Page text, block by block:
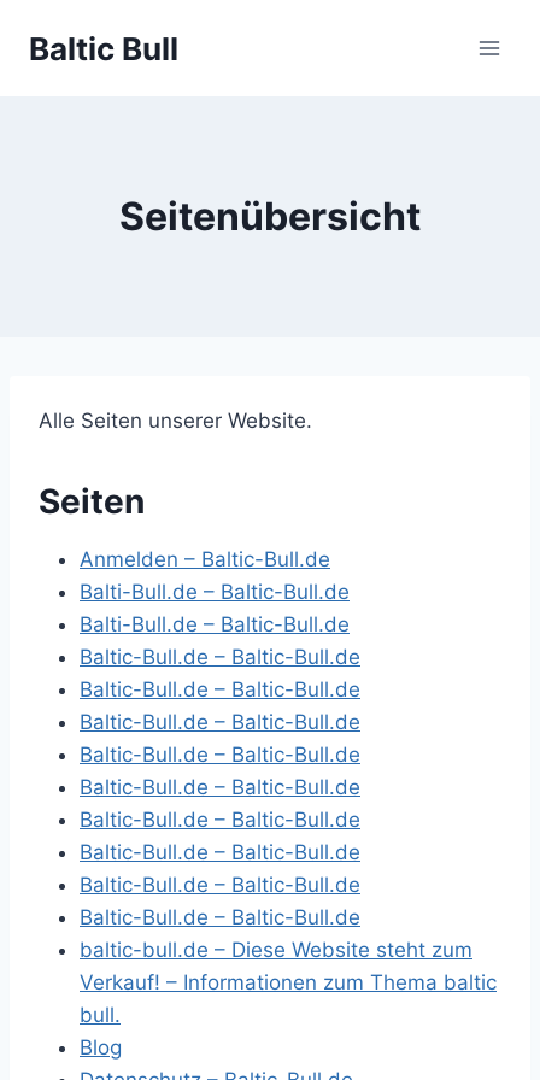
InhaltBaltic Bull
Seitenübersicht
Alle Seiten unserer Website.
Seiten
Anmelden – Baltic-Bull.de
Balti-Bull.de – Baltic-Bull.de
Balti-Bull.de – Baltic-Bull.de
Baltic-Bull.de – Baltic-Bull.de
Baltic-Bull.de – Baltic-Bull.de
Baltic-Bull.de – Baltic-Bull.de
Baltic-Bull.de – Baltic-Bull.de
Baltic-Bull.de – Baltic-Bull.de
Baltic-Bull.de – Baltic-Bull.de
Baltic-Bull.de – Baltic-Bull.de
Baltic-Bull.de – Baltic-Bull.de
Baltic-Bull.de – Baltic-Bull.de
baltic-bull.de – Diese Website steht zum
Verkauf! – Informationen zum Thema baltic
bull.
Blog